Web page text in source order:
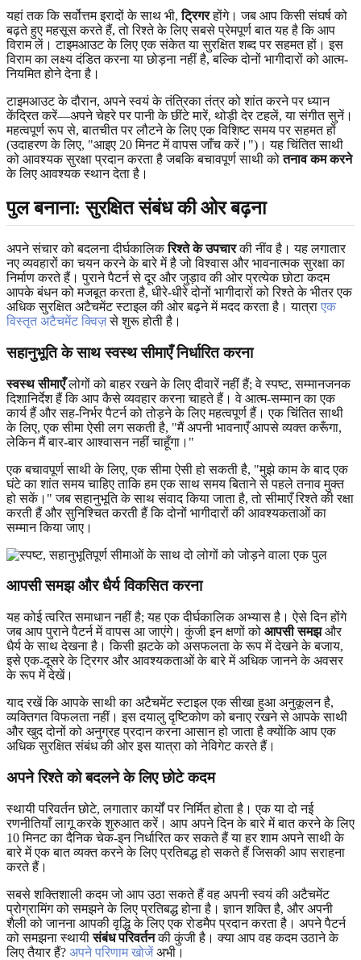
यहां तक ​​कि सर्वोत्तम इरादों के साथ भी,ट्रिगरहोंगे। जब आप किसी संघर्ष को
बढ़ते हुए महसूस करते हैं, तो रिश्ते के लिए सबसे प्रेमपूर्ण बात यह है कि आप
विराम लें। टाइमआउट के लिए एक संकेत या सुरक्षित शब्द पर सहमत हों। इस
विराम का लक्ष्य दंडित करना या छोड़ना नहीं है, बल्कि दोनों भागीदारों को आत्म-
नियमित होने देना है।
टाइमआउट के दौरान, अपने स्वयं के तंत्रिका तंत्र को शांत करने पर ध्यान
केंद्रित करें—अपने चेहरे पर पानी के छींटे मारें, थोड़ी देर टहलें, या संगीत सुनें।
महत्वपूर्ण रूप से, बातचीत पर लौटने के लिए एक विशिष्ट समय पर सहमत हों
(उदाहरण के लिए, "आइए 20 मिनट में वापस जाँच करें।")। यह चिंतित साथी
को आवश्यक सुरक्षा प्रदान करता है जबकि बचावपूर्ण साथी कोतनाव कम करने
के लिए आवश्यक स्थान देता है।
पुल बनाना: सुरक्षित संबंध की ओर बढ़ना
अपने संचार को बदलना दीर्घकालिकरिश्ते के उपचारकी नींव है। यह लगातार
नए व्यवहारों का चयन करने के बारे में है जो विश्वास और भावनात्मक सुरक्षा का
निर्माण करते हैं। पुराने पैटर्न से दूर और जुड़ाव की ओर प्रत्येक छोटा कदम
आपके बंधन को मजबूत करता है, धीरे-धीरे दोनों भागीदारों को रिश्ते के भीतर एक
अधिक सुरक्षित अटैचमेंट स्टाइल की ओर बढ़ने में मदद करता है। यात्रा एक
विस्तृत अटैचमेंट क्विज़से शुरू होती है।
सहानुभूति के साथ स्वस्थ सीमाएँ निर्धारित करना
स्वस्थ सीमाएँलोगों को बाहर रखने के लिए दीवारें नहीं हैं; वे स्पष्ट, सम्मानजनक
दिशानिर्देश हैं कि आप कैसे व्यवहार करना चाहते हैं। वे आत्म-सम्मान का एक
कार्य हैं और सह-निर्भर पैटर्न को तोड़ने के लिए महत्वपूर्ण हैं। एक चिंतित साथी
के लिए, एक सीमा ऐसी लग सकती है, "मैं अपनी भावनाएँ आपसे व्यक्त करूँगा,
लेकिन मैं बार-बार आश्वासन नहीं चाहूँगा।"
एक बचावपूर्ण साथी के लिए, एक सीमा ऐसी हो सकती है, "मुझे काम के बाद एक
घंटे का शांत समय चाहिए ताकि हम एक साथ समय बिताने से पहले तनाव मुक्त
हो सकें।" जब सहानुभूति के साथ संवाद किया जाता है, तो सीमाएँ रिश्ते की रक्षा
करती हैं और सुनिश्चित करती हैं कि दोनों भागीदारों की आवश्यकताओं का
सम्मान किया जाए।
आपसी समझ और धैर्य विकसित करना
यह कोई त्वरित समाधान नहीं है; यह एक दीर्घकालिक अभ्यास है। ऐसे दिन होंगे
जब आप पुराने पैटर्न में वापस आ जाएंगे। कुंजी इन क्षणों को आपसी समझऔर
धैर्य के साथ देखना है। किसी झटके को असफलता के रूप में देखने के बजाय,
इसे एक-दूसरे के ट्रिगर और आवश्यकताओं के बारे में अधिक जानने के अवसर
के रूप में देखें।
याद रखें कि आपके साथी का अटैचमेंट स्टाइल एक सीखा हुआ अनुकूलन है,
व्यक्तिगत विफलता नहीं। इस दयालु दृष्टिकोण को बनाए रखने से आपके साथी
और खुद दोनों को अनुग्रह प्रदान करना आसान हो जाता है क्योंकि आप एक
अधिक सुरक्षित संबंध की ओर इस यात्रा को नेविगेट करते हैं।
अपने रिश्ते को बदलने के लिए छोटे कदम
स्थायी परिवर्तन छोटे, लगातार कार्यों पर निर्मित होता है। एक या दो नई
रणनीतियाँ लागू करके शुरुआत करें। आप अपने दिन के बारे में बात करने के लिए
10 मिनट का दैनिक चेक-इन निर्धारित कर सकते हैं या हर शाम अपने साथी के
बारे में एक बात व्यक्त करने के लिए प्रतिबद्ध हो सकते हैं जिसकी आप सराहना
करते हैं।
सबसे शक्तिशाली कदम जो आप उठा सकते हैं वह अपनी स्वयं की अटैचमेंट
प्रोग्रामिंग को समझने के लिए प्रतिबद्ध होना है। ज्ञान शक्ति है, और अपनी
शैली को जानना आपकी वृद्धि के लिए एक रोडमैप प्रदान करता है। अपने पैटर्न
को समझना स्थायीसंबंध परिवर्तनकी कुंजी है। क्या आप वह कदम उठाने के
लिए तैयार हैं? अपने परिणाम खोजेंअभी।